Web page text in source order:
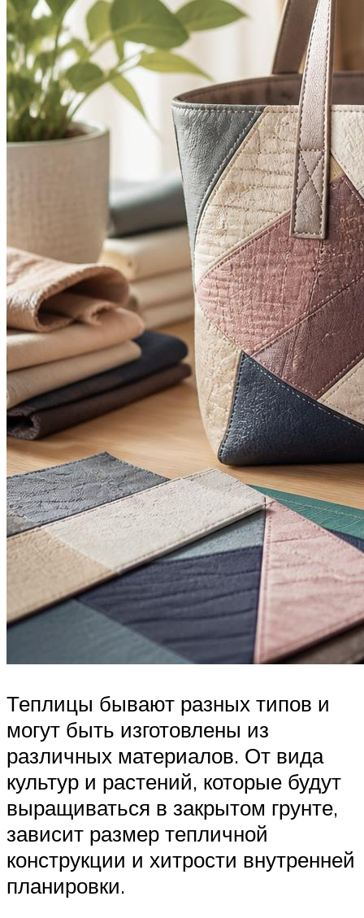
Теплицы бывают разных типов и
могут быть изготовлены из
различных материалов. От вида
культур и растений, которые будут
выращиваться в закрытом грунте,
зависит размер тепличной
конструкции и хитрости внутренней
планировки.